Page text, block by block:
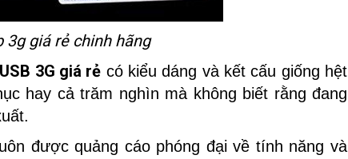
3g giá rẻ chinh hãng
3G giá rẻ có kiểu dáng và kết cấu giống hệt
hay cả trăm nghìn mà không biết rằng đang
được quảng cáo phóng đại về tính năng và